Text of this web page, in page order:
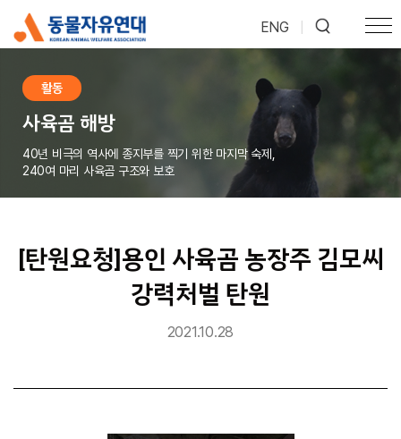
ENG
활동
사육곰 해방
40년 비극의 역사에 종지부를 찍기 위한 마지막 숙제,
240여 마리 사육곰 구조와 보호
[탄원요청]용인 사육곰 농장주 김모씨
강력처벌 탄원
2021.10.28